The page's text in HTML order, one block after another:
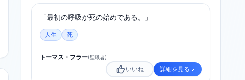
「最初の呼吸が死の始めである。」
人生 死
トーマス・フラー(聖職者)
いいね 詳細を見る